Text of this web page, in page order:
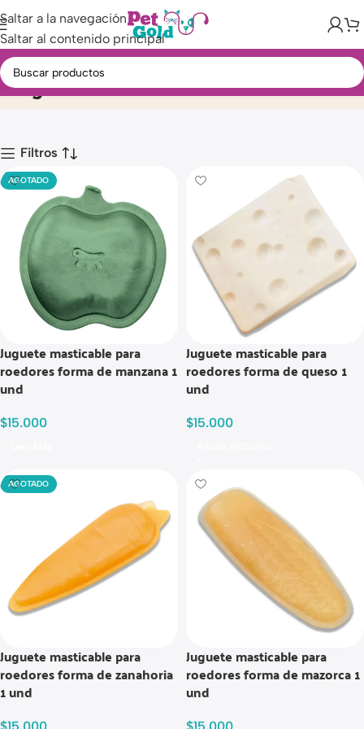
Saltar a la navegación
Saltar al contenido principal
JugueteInicio Producto
Filtros
AGOTADO
Juguete masticable para
roedores forma de manzana 1
und
$15.000
Juguete masticable para
roedores forma de queso 1
und
$15.000
AGOTADO
Juguete masticable para
roedores forma de zanahoria
1 und
Juguete masticable para
roedores forma de mazorca 1
und